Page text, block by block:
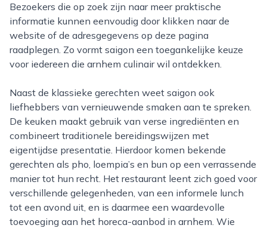
Bezoekers die op zoek zijn naar meer praktische
informatie kunnen eenvoudig door klikken naar de
website of de adresgegevens op deze pagina
raadplegen. Zo vormt saigon een toegankelijke keuze
voor iedereen die arnhem culinair wil ontdekken.
Naast de klassieke gerechten weet saigon ook
liefhebbers van vernieuwende smaken aan te spreken.
De keuken maakt gebruik van verse ingrediënten en
combineert traditionele bereidingswijzen met
eigentijdse presentatie. Hierdoor komen bekende
gerechten als pho, loempia’s en bun op een verrassende
manier tot hun recht. Het restaurant leent zich goed voor
verschillende gelegenheden, van een informele lunch
tot een avond uit, en is daarmee een waardevolle
toevoeging aan het horeca-aanbod in arnhem. Wie